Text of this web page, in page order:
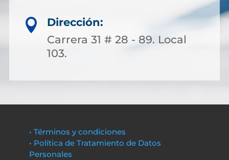

Dirección:
Carrera 31 # 28 - 89. Local
103.
• Términos y condiciones
• Política de Tratamiento de Datos
Personales